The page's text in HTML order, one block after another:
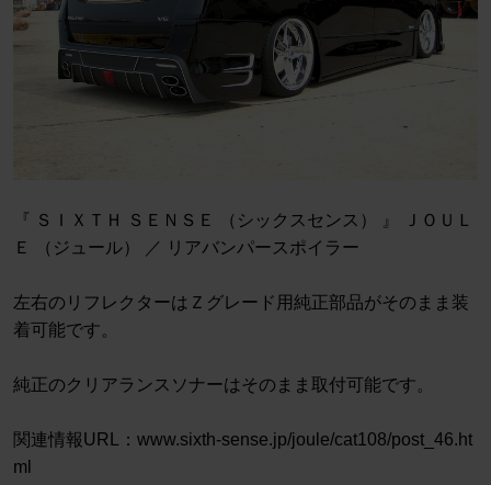
『 ＳＩＸＴＨ ＳＥＮＳＥ （シックスセンス） 』 ＪＯＵＬ
Ｅ （ジュール） ／ リアバンパースポイラー
左右のリフレクターはＺグレード用純正部品がそのまま装
着可能です。
純正のクリアランスソナーはそのまま取付可能です。
関連情報URL：www.sixth-sense.jp/joule/cat108/post_46.ht
ml